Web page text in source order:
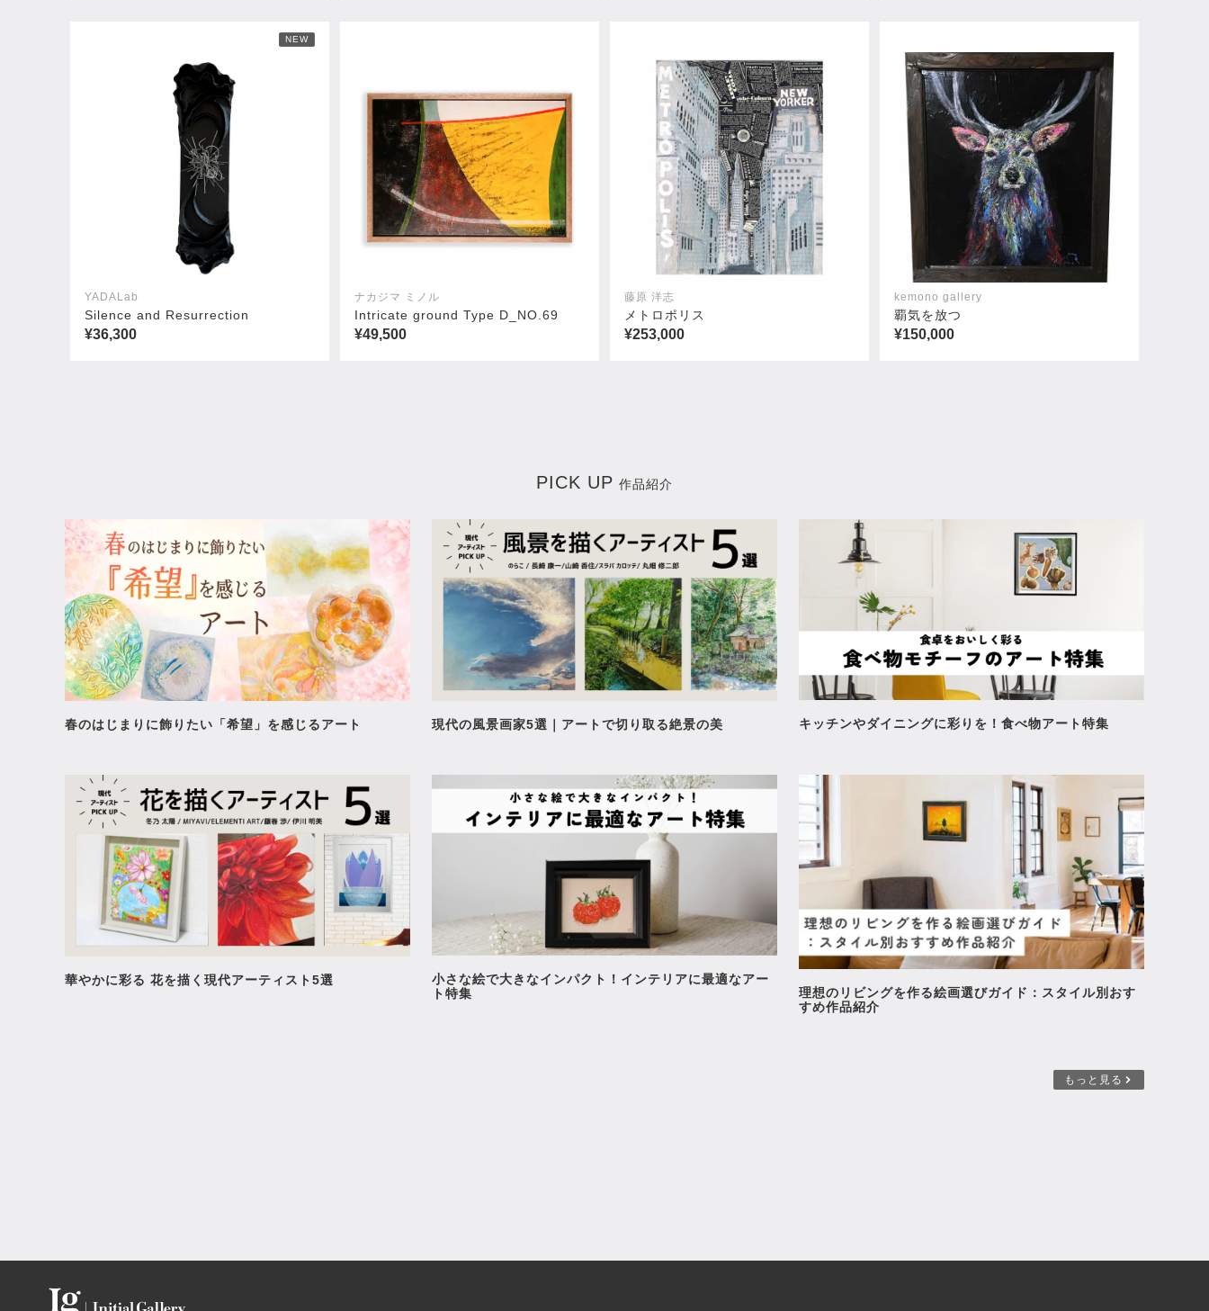
NEW
YADALab
Silence and Resurrection
¥36,300
ナカジマ ミノル
Intricate ground Type D_NO.69
¥49,500
藤原 洋志
メトロポリス
¥253,000
kemono gallery
覇気を放つ
¥150,000
PICK UP 作品紹介
春のはじまりに飾りたい「希望」を感じるアート 現代の風景画家5選｜アートで切り取る絶景の美 キッチンやダイニングに彩りを！食べ物アート特集
華やかに彩る 花を描く現代アーティスト5選
小さな絵で大きなインパクト！インテリアに最適なアー
ト特集
理想のリビングを作る絵画選びガイド：スタイル別おす
すめ作品紹介
もっと見る